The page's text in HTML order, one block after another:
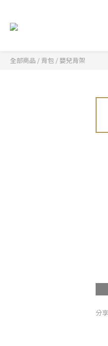
全部商品 / 背包 / 嬰兒背架
分